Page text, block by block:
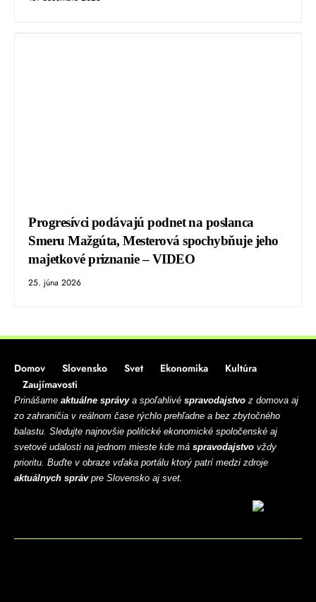
Progresívci podávajú podnet na poslanca
Smeru Mažgúta, Mesterová spochybňuje jeho
majetkové priznanie – VIDEO
25. júna 2026
Domov Slovensko Svet Ekonomika
Kultúra
Zaujímavosti
Prinášame aktuálne správya spoľahlivé spravodajstvo z domova aj
zo zahraničia v reálnom čase rýchlo prehľadne a bez zbytočného
balastu. Sledujte najnovšie politické ekonomické spoločenské aj
svetové udalosti na jednom mieste kde má spravodajstvo vždy
prioritu. Buďte v obraze vďaka portálu ktorý patrí medzi zdroje
aktuálnych správpre Slovensko aj svet.